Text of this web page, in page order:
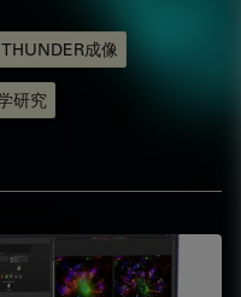
THUNDER成像
研究